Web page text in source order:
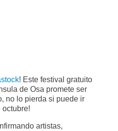
! Este festival gratuito
de Osa promete ser
no lo pierda si puede ir
octubre!
artistas,